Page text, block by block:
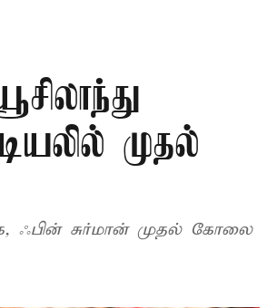
முதல்
ஃபின் சுர்மான் முதல் கோலை